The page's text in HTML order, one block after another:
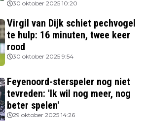
30 oktober 2025 10:20
Virgil van Dijk schiet pechvogel
te hulp: 16 minuten, twee keer
rood
30 oktober 2025 9:54
Feyenoord-sterspeler nog niet
tevreden: 'Ik wil nog meer, nog
beter spelen'
29 oktober 2025 14:26